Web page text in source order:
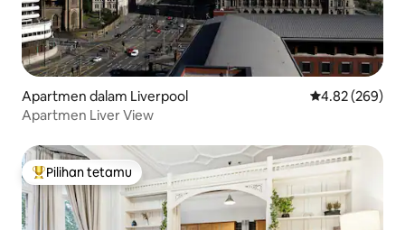
Apartmen dalam Liverpool Penarafan
4.82 (269)
Apartmen Liver View
Pilihan utama tetamu
Pilihan tetamu